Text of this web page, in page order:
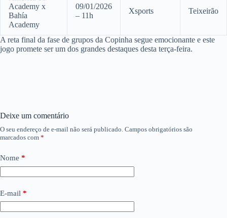
Academy x
Bahía
Academy
09/01/2026
– 11h
Xsports Teixeirão
A reta final da fase de grupos da Copinha segue emocionante e este
jogo promete ser um dos grandes destaques desta terça-feira.
Deixe um comentário
O seu endereço de e-mail não será publicado. Campos obrigatórios são
marcados com *
Nome *
E-mail *